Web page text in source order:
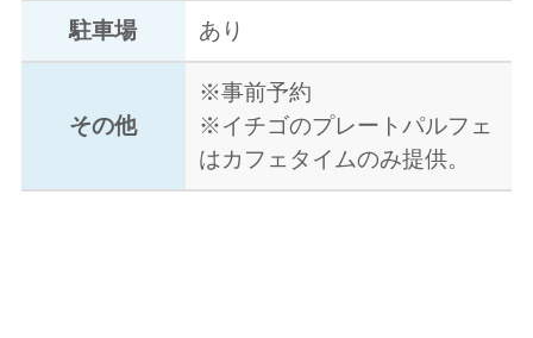
駐車場 あり
その他
※事前予約
※イチゴのプレートパルフェ
はカフェタイムのみ提供。